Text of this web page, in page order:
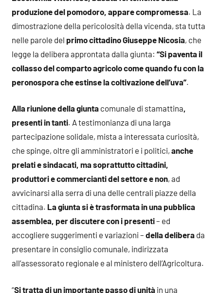
produzione del pomodoro, appare compromessa. La
dimostrazione della pericolosità della vicenda, sta tutta
nelle parole del primo cittadino Giuseppe Nicosia, che
legge la delibera approntata dalla giunta: “Si paventa il
collasso del comparto agricolo come quando fu con la
peronospora che estinse la coltivazione dell’uva”.
Alla riunione della giunta comunale di stamattina,
presenti in tanti. A testimonianza di una larga
partecipazione solidale, mista a interessata curiosità,
che spinge, oltre gli amministratori e i politici, anche
prelati e sindacati, ma soprattutto cittadini,
produttori e commercianti del settore e non, ad
avvicinarsi alla serra di una delle centrali piazze della
cittadina. La giunta si è trasformata in una pubblica
assemblea, per discutere con i presenti– ed
accogliere suggerimenti e variazioni – della delibera da
presentare in consiglio comunale, indirizzata
all’assessorato regionale e al ministero dell’Agricoltura.
“Si tratta di un importante passo di unità in una